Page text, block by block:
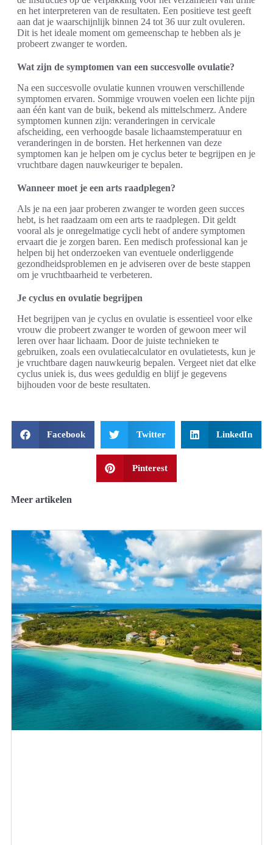
en het interpreteren van de resultaten. Een positieve test geeft
aan dat je waarschijnlijk binnen 24 tot 36 uur zult ovuleren.
Dit is het ideale moment om gemeenschap te hebben als je
probeert zwanger te worden.
Wat zijn de symptomen van een succesvolle ovulatie?
Na een succesvolle ovulatie kunnen vrouwen verschillende
symptomen ervaren. Sommige vrouwen voelen een lichte pijn
aan één kant van de buik, bekend als mittelschmerz. Andere
symptomen kunnen zijn: veranderingen in cervicale
afscheiding, een verhoogde basale lichaamstemperatuur en
veranderingen in de borsten. Het herkennen van deze
symptomen kan je helpen om je cyclus beter te begrijpen en je
vruchtbare dagen nauwkeuriger te bepalen.
Wanneer moet je een arts raadplegen?
Als je na een jaar proberen zwanger te worden geen succes
hebt, is het raadzaam om een arts te raadplegen. Dit geldt
vooral als je onregelmatige cycli hebt of andere symptomen
ervaart die je zorgen baren. Een medisch professional kan je
helpen bij het onderzoeken van eventuele onderliggende
gezondheidsproblemen en je adviseren over de beste stappen
om je vruchtbaarheid te verbeteren.
Je cyclus en ovulatie begrijpen
Het begrijpen van je cyclus en ovulatie is essentieel voor elke
vrouw die probeert zwanger te worden of gewoon meer wil
leren over haar lichaam. Door de juiste technieken te
gebruiken, zoals een ovulatiecalculator en ovulatietests, kun je
je vruchtbare dagen nauwkeurig bepalen. Vergeet niet dat elke
cyclus uniek is, dus wees geduldig en blijf je gegevens
bijhouden voor de beste resultaten.
Facebook Twitter LinkedIn
Pinterest
Meer artikelen